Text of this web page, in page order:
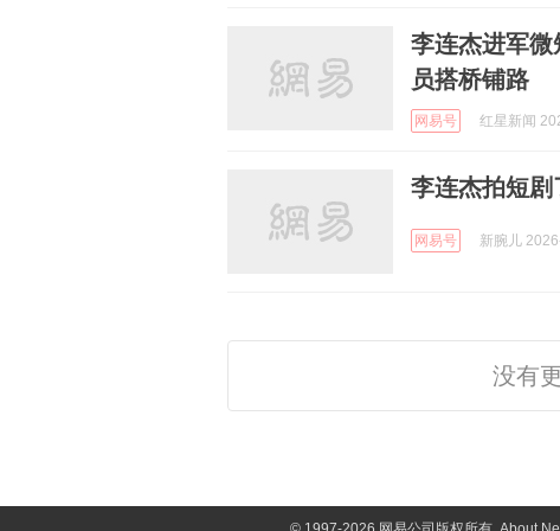
李连杰进军微
员搭桥铺路
网易号 红星新闻
李连杰拍短剧
网易号 新腕儿
没有